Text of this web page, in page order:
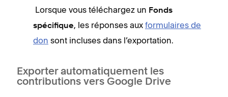
Lorsque vous téléchargez un Fonds
spécifique, les réponses aux formulaires de
don sont incluses dans l’exportation.
Exporter automatiquement les
contributions vers Google Drive